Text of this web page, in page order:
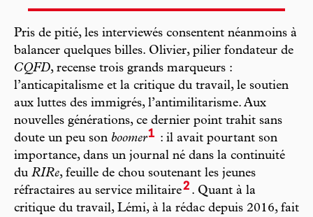
Pris de pitié, les interviewés consentent néanmoins à
balancer quelques billes. Olivier, pilier fondateur de
CQFD, recense trois grands marqueurs :
l’anticapitalisme et la critique du travail, le soutien
aux luttes des immigrés, l’antimilitarisme. Aux
nouvelles générations, ce dernier point trahit sans
doute un peu son boomer1 : il avait pourtant son
importance, dans un journal né dans la continuité
du RIRe, feuille de chou soutenant les jeunes
réfractaires au service militaire2 . Quant à la
critique du travail, Lémi, à la rédac depuis 2016, fait